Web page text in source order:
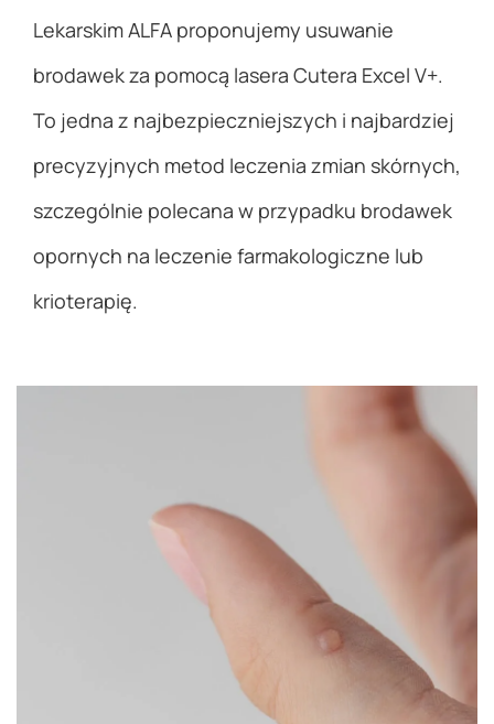
Lekarskim ALFA proponujemy usuwanie
brodawek za pomocą lasera Cutera Excel V+.
To jedna z najbezpieczniejszych i najbardziej
precyzyjnych metod leczenia zmian skórnych,
szczególnie polecana w przypadku brodawek
opornych na leczenie farmakologiczne lub
krioterapię.